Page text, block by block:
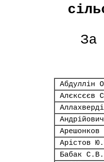
За
Абдуллін
Алєксєєв
Арістов
Бабак С.В.